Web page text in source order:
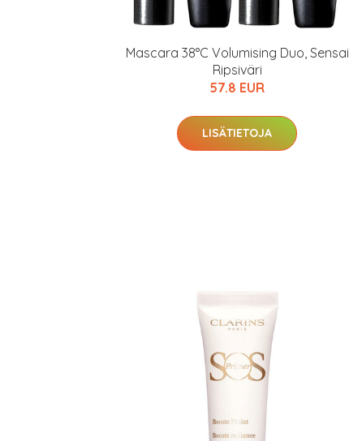
Mascara 38°C Volumising Duo, Sensai
Ripsiväri
57.8 EUR
LISÄTIETOJA